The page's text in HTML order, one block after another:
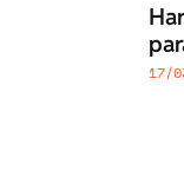
17/